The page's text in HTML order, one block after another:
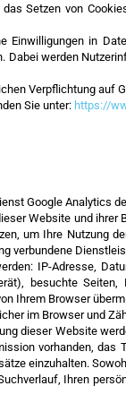
Setzen von
Einwilligungen in
werden
Verpflichtung auf
Sie unter: https://
Google Analytics
Website und
um Ihre Nutzung
verbundene
IP-Adresse,
besuchte
Ihrem Browser
im Browser und
dieser Website
vorhanden,
einzuhalten.
Ihren